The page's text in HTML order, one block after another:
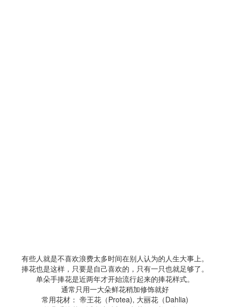
有些人就是不喜欢浪费太多时间在别人认为的人生大事上。
捧花也是这样，只要是自己喜欢的，只有一只也就足够了。
单朵手捧花是近两年才开始流行起来的捧花样式。
通常只用一大朵鲜花稍加修饰就好
常用花材： 帝王花（Protea), 大丽花（Dahlia)